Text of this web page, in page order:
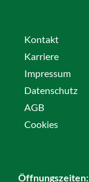
Kontakt
Karriere
Impressum
Datenschutz
AGB
Cookies
Öffnungszeiten: